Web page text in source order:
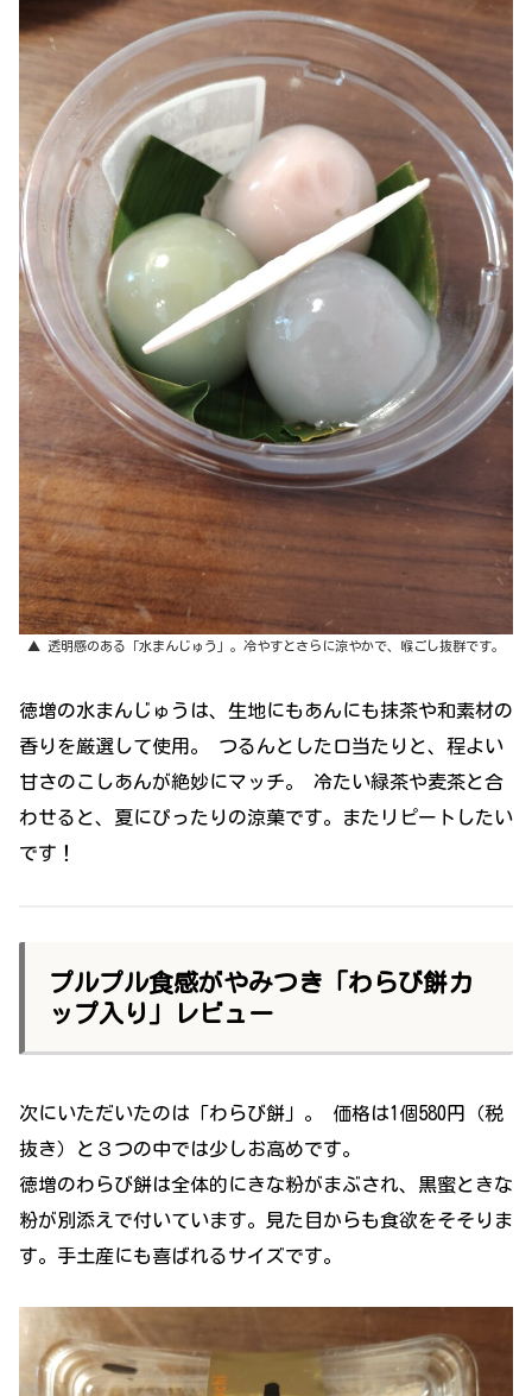
▲ 透明感のある「水まんじゅう」。冷やすとさらに涼やかで、喉ごし抜群です。
徳増の水まんじゅうは、生地にもあんにも抹茶や和素材の
香りを厳選して使用。 つるんとした口当たりと、程よい
甘さのこしあんが絶妙にマッチ。 冷たい緑茶や麦茶と合
わせると、夏にぴったりの涼菓です。またリピートしたい
です！
プルプル食感がやみつき「わらび餅カ
ップ入り」レビュー
次にいただいたのは「わらび餅」。 価格は1個580円（税
抜き）と３つの中では少しお高めです。
徳増のわらび餅は全体的にきな粉がまぶされ、黒蜜ときな
粉が別添えで付いています。見た目からも食欲をそそりま
す。手土産にも喜ばれるサイズです。